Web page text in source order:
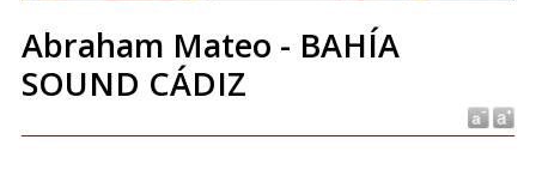
Abraham Mateo - BAHÍA
SOUND CÁDIZ